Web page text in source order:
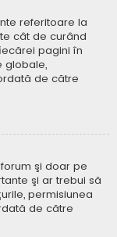
referitoare la
cât de curând
pagini în
globale,
de către
şi doar pe
şi ar trebui să
permisiunea
de către